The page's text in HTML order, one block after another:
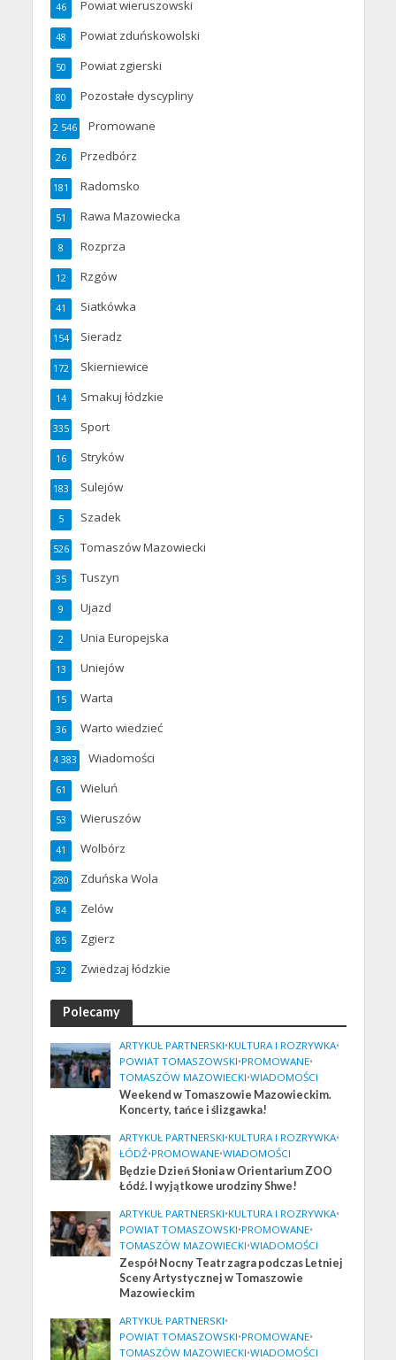
Powiat wieruszowski
46
Powiat zduńskowolski
48
Powiat zgierski
50
Pozostałe dyscypliny
80
Promowane
2 546
Przedbórz
26
Radomsko
181
Rawa Mazowiecka
51
Rozprza
8
Rzgów
12
Siatkówka
41
Sieradz
154
Skierniewice
172
Smakuj łódzkie
14
Sport
335
Stryków
16
Sulejów
183
Szadek
5
Tomaszów Mazowiecki
526
Tuszyn
35
Ujazd
9
Unia Europejska
2
Uniejów
13
Warta
15
Warto wiedzieć
36
Wiadomości
4 383
Wieluń
61
Wieruszów
53
Wolbórz
41
Zduńska Wola
280
Zelów
84
Zgierz
85
Zwiedzaj łódzkie
32
Polecamy
ARTYKUŁ PARTNERSKI•KULTURA I ROZRYWKA•
POWIAT TOMASZOWSKI•PROMOWANE•
TOMASZÓW MAZOWIECKI•WIADOMOŚCI
Weekend w Tomaszowie Mazowieckim.
Koncerty, tańce i ślizgawka!
ARTYKUŁ PARTNERSKI•KULTURA I ROZRYWKA•
ŁÓDŹ•PROMOWANE•WIADOMOŚCI
Będzie Dzień Słonia w Orientarium ZOO
Łódź. I wyjątkowe urodziny Shwe!
ARTYKUŁ PARTNERSKI•KULTURA I ROZRYWKA•
POWIAT TOMASZOWSKI•PROMOWANE•
TOMASZÓW MAZOWIECKI•WIADOMOŚCI
Zespół Nocny Teatr zagra podczas Letniej
Sceny Artystycznej w Tomaszowie
Mazowieckim
ARTYKUŁ PARTNERSKI•
POWIAT TOMASZOWSKI•PROMOWANE•
TOMASZÓW MAZOWIECKI•WIADOMOŚCI